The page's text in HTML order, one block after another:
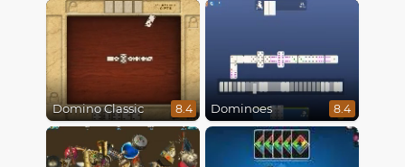
Domino Classic 8.4 Dominoes 8.4